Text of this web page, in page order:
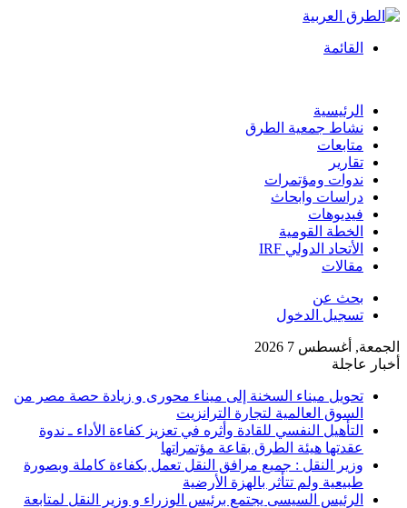
القائمة
الرئيسية
نشاط جمعية الطرق
متابعات
تقارير
ندوات ومؤتمرات
دراسات وابحاث
فيديوهات
الخطة القومية
الأتحاد الدولي IRF
مقالات
بحث عن
تسجيل الدخول
الجمعة, أغسطس 7 2026
أخبار عاجلة
تحويل ميناء السخنة إلى ميناء محورى و زيادة حصة مصر من
السوق العالمية لتجارة الترانزيت
التأهيل النفسي للقادة وأثره في تعزيز كفاءة الأداء ـ ندوة
عقدتها هيئة الطرق بقاعة مؤتمراتها
وزير النقل : جميع مرافق النقل تعمل بكفاءة كاملة وبصورة
طبيعية ولم تتأثر بالهزة الأرضية
الرئيس السيسى يجتمع برئيس الوزراء و وزير النقل لمتابعة